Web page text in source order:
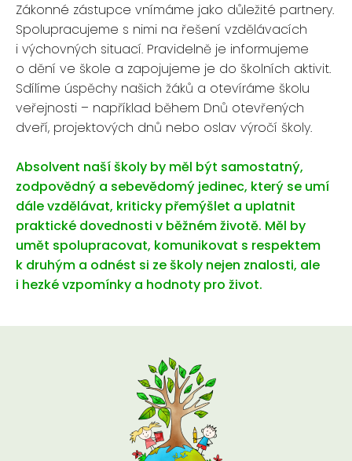
Zákonné zástupce vnímáme jako důležité partnery.
Spolupracujeme s nimi na řešení vzdělávacích
i výchovných situací. Pravidelně je informujeme
o dění ve škole a zapojujeme je do školních aktivit.
Sdílíme úspěchy našich žáků a otevíráme školu
veřejnosti – například během Dnů otevřených
dveří, projektových dnů nebo oslav výročí školy.
Absolvent naší školy by měl být samostatný,
zodpovědný a sebevědomý jedinec, který se umí
dále vzdělávat, kriticky přemýšlet a uplatnit
praktické dovednosti v běžném životě. Měl by
umět spolupracovat, komunikovat s respektem
k druhým a odnést si ze školy nejen znalosti, ale
i hezké vzpomínky a hodnoty pro život.